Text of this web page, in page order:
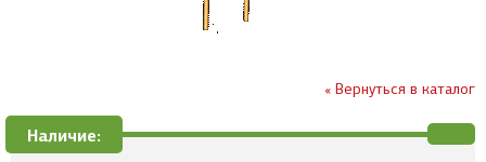
« Вернуться в каталог
Наличие: